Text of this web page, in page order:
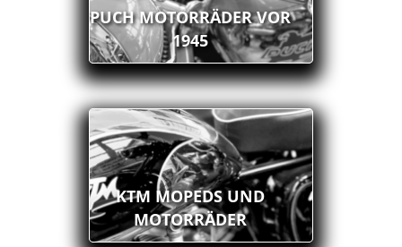
PUCH MOTORRÄDER VOR
1945
KTM MOPEDS UND
MOTORRÄDER